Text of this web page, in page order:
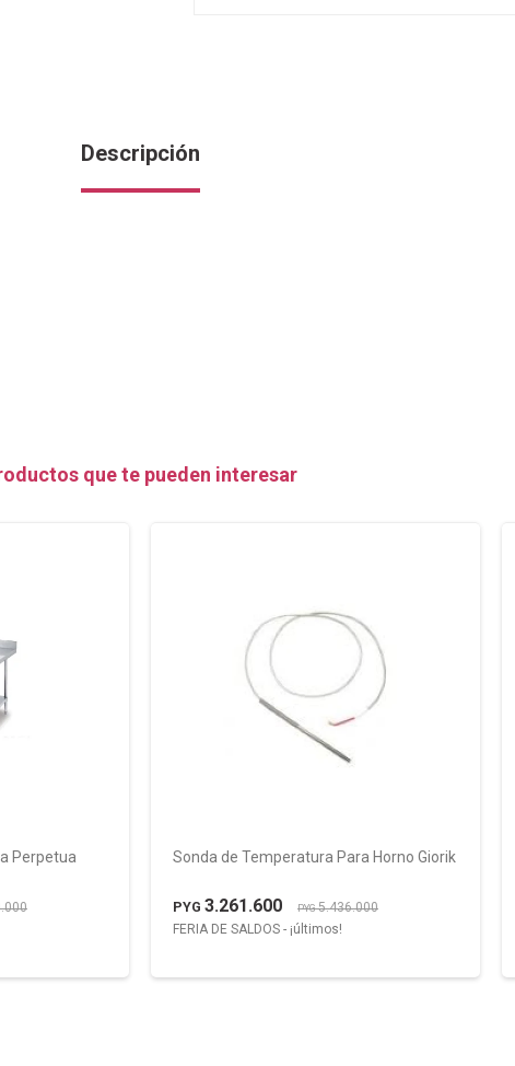
Descripción
que te pueden interesar
Perpetua Sonda de Temperatura Para Horno Giorik
PYG 3.261.600 PYG5.436.000
FERIA DE SALDOS - ¡últimos!